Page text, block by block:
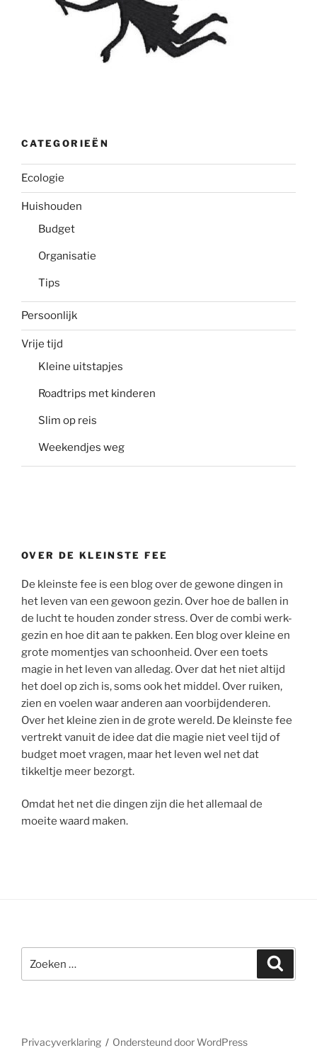
CATEGORIEËN
Ecologie
Huishouden
Budget
Organisatie
Tips
Persoonlijk
Vrije tijd
Kleine uitstapjes
Roadtrips met kinderen
Slim op reis
Weekendjes weg
OVER DE KLEINSTE FEE
De kleinste fee is een blog over de gewone dingen in
het leven van een gewoon gezin. Over hoe de ballen in
de lucht te houden zonder stress. Over de combi werk-
gezin en hoe dit aan te pakken. Een blog over kleine en
grote momentjes van schoonheid. Over een toets
magie in het leven van alledag. Over dat het niet altijd
het doel op zich is, soms ook het middel. Over ruiken,
zien en voelen waar anderen aan voorbijdenderen.
Over het kleine zien in de grote wereld. De kleinste fee
vertrekt vanuit de idee dat die magie niet veel tijd of
budget moet vragen, maar het leven wel net dat
tikkeltje meer bezorgt.
Omdat het net die dingen zijn die het allemaal de
moeite waard maken.
naar:
Privacyverklaring Ondersteund door WordPress